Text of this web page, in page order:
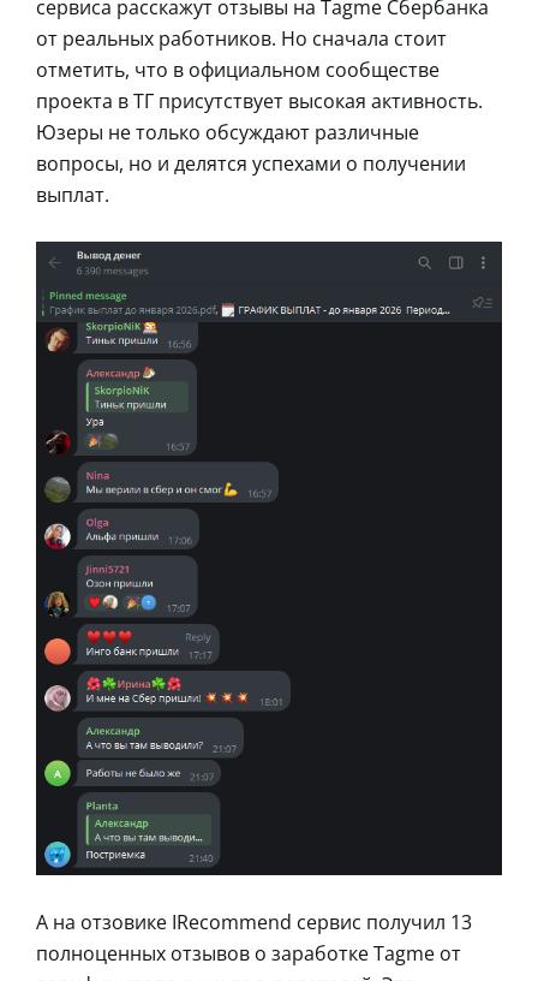
сервиса расскажут отзывы на Tagme Сбербанка
от реальных работников. Но сначала стоит
отметить, что в официальном сообществе
проекта в ТГ присутствует высокая активность.
Юзеры не только обсуждают различные
вопросы, но и делятся успехами о получении
выплат.
А на отзовике IRecommend сервис получил 13
полноценных отзывов о заработке Tagme от